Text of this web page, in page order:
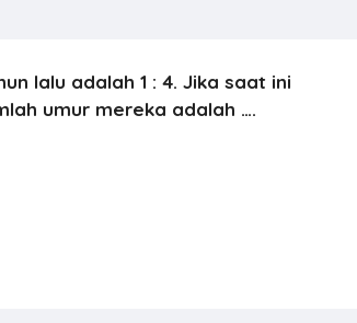
lalu adalah 1 : 4. Jika saat ini
umur mereka adalah ….